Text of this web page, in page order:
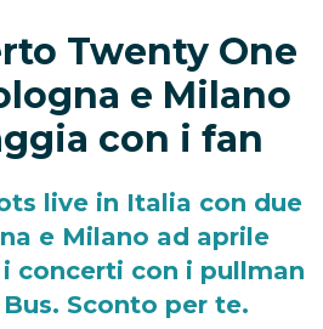
Twenty One
e Milano
con i fan
live in Italia con due
e Milano ad aprile
concerti con i pullman
Sconto per te.